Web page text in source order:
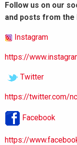
Follow us on our
and posts from the
Instagram
https://
Twitter
https://twitter.com/
Facebook
https://